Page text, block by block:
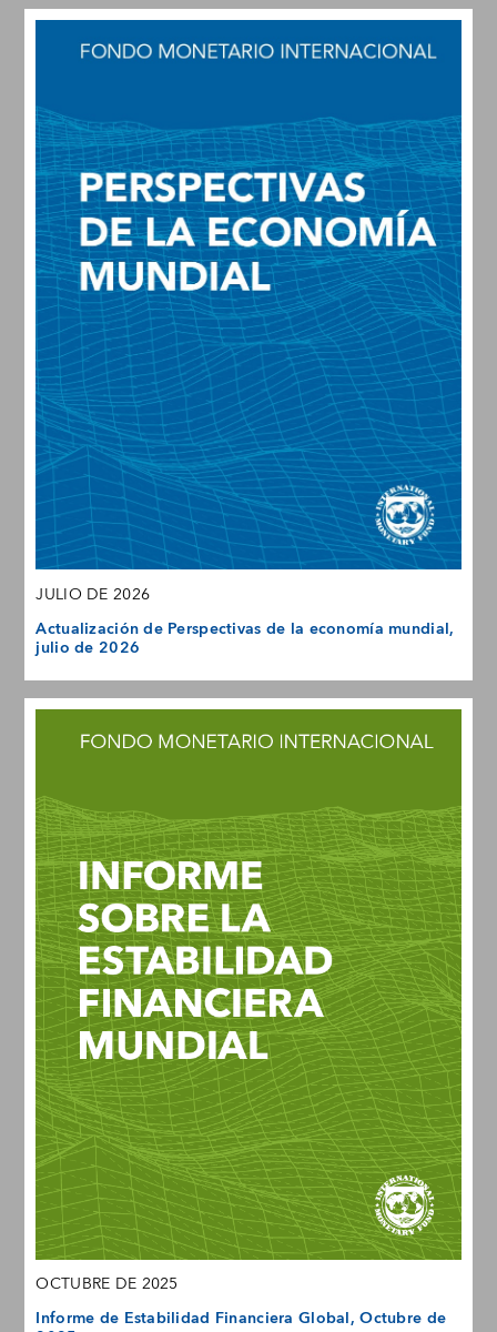
JULIO DE 2026
Actualización de Perspectivas de la economía mundial,
julio de 2026
OCTUBRE DE 2025
Informe de Estabilidad Financiera Global, Octubre de